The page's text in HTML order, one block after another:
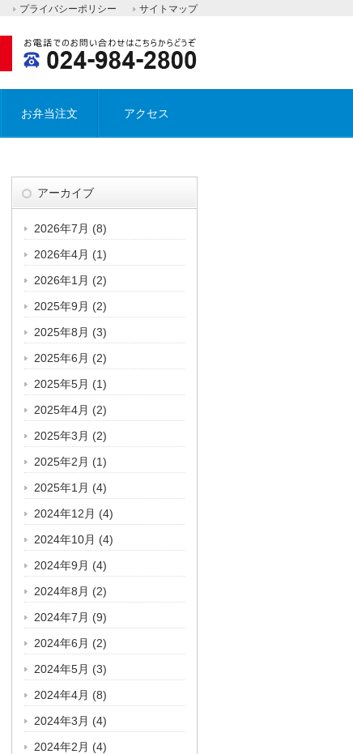
プライバシーポリシー サイトマップ
お弁当注文 アクセス
アーカイブ
2026年7月 (8)
2026年4月 (1)
2026年1月 (2)
2025年9月 (2)
2025年8月 (3)
2025年6月 (2)
2025年5月 (1)
2025年4月 (2)
2025年3月 (2)
2025年2月 (1)
2025年1月 (4)
2024年12月 (4)
2024年10月 (4)
2024年9月 (4)
2024年8月 (2)
2024年7月 (9)
2024年6月 (2)
2024年5月 (3)
2024年4月 (8)
2024年3月 (4)
2024年2月 (4)